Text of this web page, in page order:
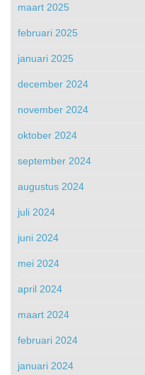
maart 2025
februari 2025
januari 2025
december 2024
november 2024
oktober 2024
september 2024
augustus 2024
juli 2024
juni 2024
mei 2024
april 2024
maart 2024
februari 2024
januari 2024